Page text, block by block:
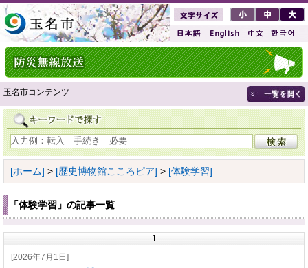
玉名市コンテンツ
[ホーム] > [歴史博物館こころピア] > [体験学習]
「体験学習」の記事一覧
1
[2026年7月1日]